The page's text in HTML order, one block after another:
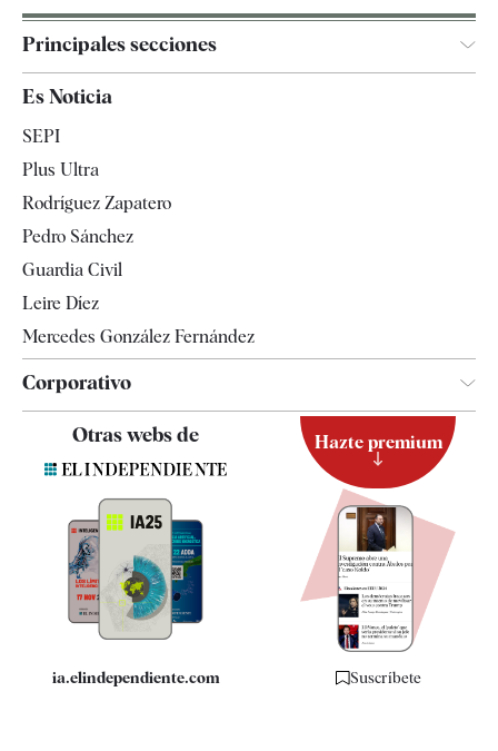
Principales secciones
España
Televisión
Es Noticia
SEPI
Plus Ultra
Rodríguez Zapatero
Pedro Sánchez
Guardia Civil
Leire Díez
Mercedes González Fernández
Corporativo
Contacto
Quiénes somos
Especificaciones
Otras webs de
ia.elindependiente.com
Hazte premium
Suscríbete